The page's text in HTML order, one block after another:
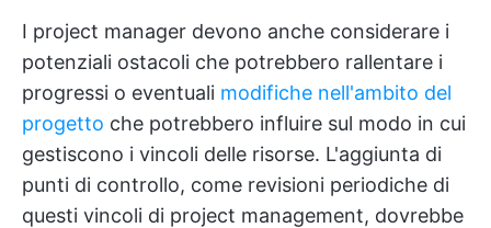
I project manager devono anche considerare i
potenziali ostacoli che potrebbero rallentare i
progressi o eventuali modifiche nell'ambito del
progetto che potrebbero influire sul modo in cui
gestiscono i vincoli delle risorse. L'aggiunta di
punti di controllo, come revisioni periodiche di
questi vincoli di project management, dovrebbe